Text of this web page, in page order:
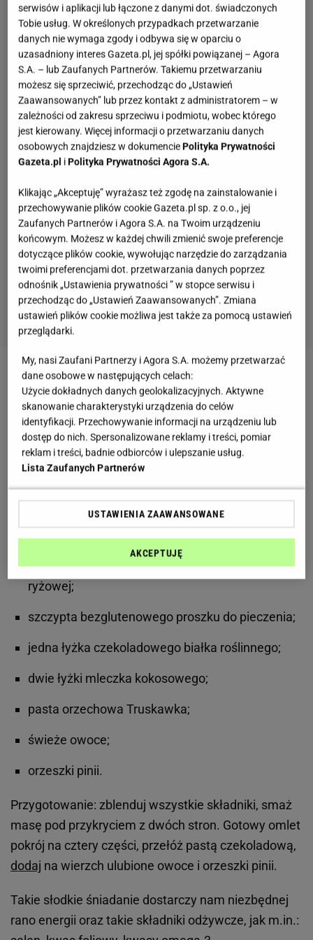
Zobacz wideoAnna Lewandowska trenuje boks.
Zaraziła tym Klarę?
Anna Lewandowska poleca przepisy na słodkie
śniadania
Czekoladowy przekładaniec z nadzieniem
dwa jajka;
dwie łyżki mąki kukurydzianej, kasztanowej lub
ryżowej;
szczypta bezglutenowego proszku do pieczenia;
jedna łyżka czekoladowego białka roślinnego;
dwie łyżki mleczka kokosowego;
pasta orzechowa Truskawka;
świeże owoce;
orzeszki pinii.
Przygotowanie: zblenduj wszystkie składniki, smaż
masę pod przykryciem z dwóch stron. Gotowy omlet
pokrój na cztery części, przełóż pastą czekoladową,
dodaj na wierzch ulubione owoce i orzeszki pinii.
Takie słodkie śniadanie dostarczy nam niezbędnej
rano energii oraz takie składniki odżywcze, jak m.in.:
serwisów i aplikacji lub łączone z danymi dot. świadczonych
Tobie usług. W określonych przypadkach przetwarzanie
danych nie wymaga zgody i odbywa się w oparciu o
uzasadniony interes Gazeta.pl, jej spółki powiązanej – Agora
S.A. – lub Zaufanych Partnerów. Takiemu przetwarzaniu
możesz się sprzeciwić, przechodząc do „Ustawień
Zaawansowanych” lub przez kontakt z administratorem – w
zależności od zakresu sprzeciwu i podmiotu, wobec którego
jest kierowany. Więcej informacji o przetwarzaniu danych
osobowych znajdziesz w dokumenciePolityka Prywatności
Gazeta.pl iPolityka Prywatności Agora S.A.
Klikając „Akceptuję” wyrażasz też zgodę na zainstalowanie i
przechowywanie plików cookie Gazeta.pl sp. z o.o., jej
Zaufanych Partnerów i Agora S.A. na Twoim urządzeniu
końcowym. Możesz w każdej chwili zmienić swoje preferencje
dotyczące plików cookie, wywołując narzędzie do zarządzania
twoimi preferencjami dot. przetwarzania danych poprzez
odnośnik „Ustawienia prywatności ” w stopce serwisu i
przechodząc do „Ustawień Zaawansowanych”. Zmiana
ustawień plików cookie możliwa jest także za pomocą ustawień
przeglądarki.
My, nasi Zaufani Partnerzy i Agora S.A. możemy przetwarzać
dane osobowe w następujących celach:
Użycie dokładnych danych geolokalizacyjnych. Aktywne
skanowanie charakterystyki urządzenia do celów
identyfikacji. Przechowywanie informacji na urządzeniu lub
dostęp do nich. Spersonalizowane reklamy i treści, pomiar
reklam i treści, badnie odbiorców i ulepszanie usług.
Lista Zaufanych Partnerów
USTAWIENIA ZAAWANSOWANE
AKCEPTUJĘ